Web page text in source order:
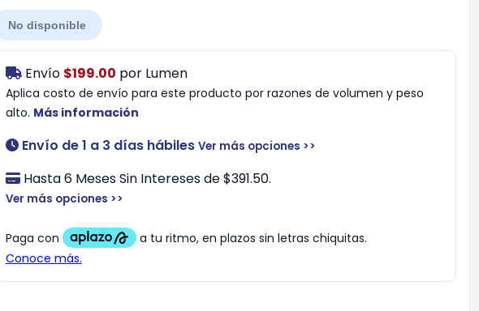
No disponible
Envío $199.00 por Lumen
Aplica costo de envío para este producto por razones de volumen y peso
alto. Más información
Envío de 1 a 3 días hábiles Ver más opciones >>
Hasta 6 Meses Sin Intereses de $391.50.
Ver más opciones >>